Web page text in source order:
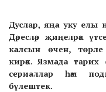
Дуслар, яңа уку елы
Дәресләр җиңелрәк
калсын өчен,
кирәк. Язмада тарих
сериаллар һәм
бүлештек.